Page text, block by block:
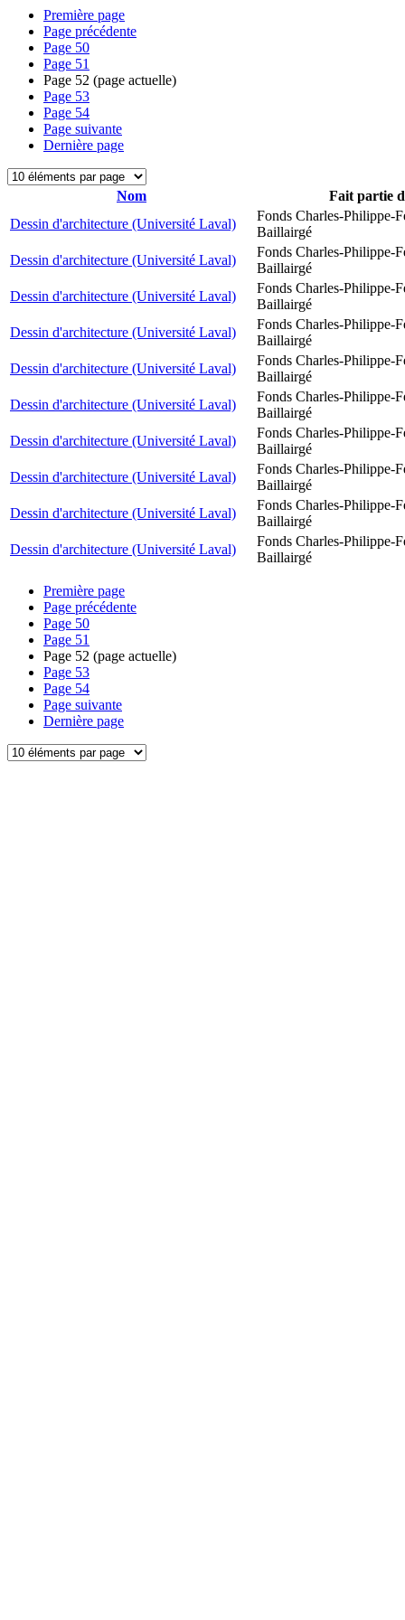
Première page
Page précédente
Page 50
Page 51
Page 52 (page actuelle)
Page 53
Page 54
Page suivante
Dernière page
Nom
Fait partie
Dessin d'architecture (Université Laval)
Fonds Charles-Philippe-
Baillairgé
Dessin d'architecture (Université Laval)
Fonds Charles-Philippe-
Baillairgé
Dessin d'architecture (Université Laval)
Fonds Charles-Philippe-
Baillairgé
Dessin d'architecture (Université Laval)
Fonds Charles-Philippe-
Baillairgé
Dessin d'architecture (Université Laval)
Fonds Charles-Philippe-
Baillairgé
Dessin d'architecture (Université Laval)
Fonds Charles-Philippe-
Baillairgé
Dessin d'architecture (Université Laval)
Fonds Charles-Philippe-
Baillairgé
Dessin d'architecture (Université Laval)
Fonds Charles-Philippe-
Baillairgé
Dessin d'architecture (Université Laval)
Fonds Charles-Philippe-
Baillairgé
Dessin d'architecture (Université Laval)
Fonds Charles-Philippe-
Baillairgé
Première page
Page précédente
Page 50
Page 51
Page 52 (page actuelle)
Page 53
Page 54
Page suivante
Dernière page